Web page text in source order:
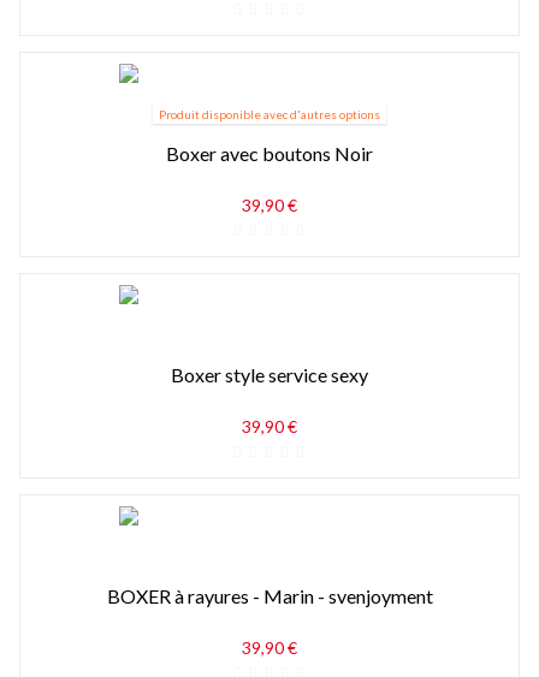
Produit disponible avec d'autres options
Boxer avec boutons Noir
39,90 €
Boxer style service sexy
39,90 €
BOXER à rayures - Marin - svenjoyment
39,90 €